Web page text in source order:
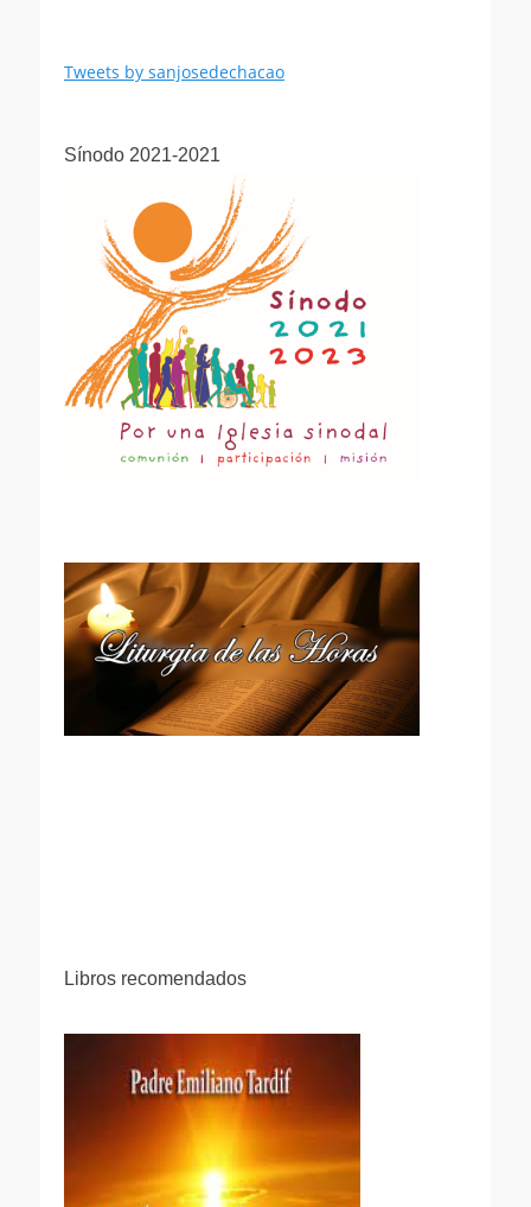
Tweets by sanjosedechacao
Sínodo 2021-2021
Libros recomendados